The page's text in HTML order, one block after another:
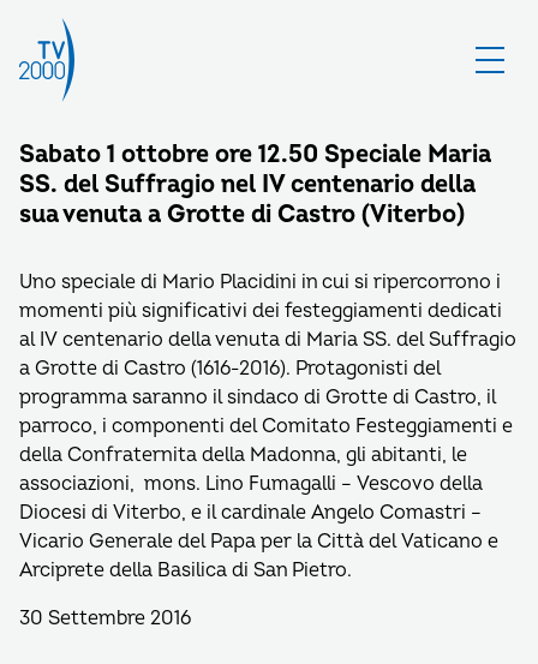
Sabato 1 ottobre ore 12.50 Speciale Maria
SS. del Suffragio nel IV centenario della
sua venuta a Grotte di Castro (Viterbo)
Uno speciale di Mario Placidini in cui si ripercorrono i
momenti più significativi dei festeggiamenti dedicati
al IV centenario della venuta di Maria SS. del Suffragio
a Grotte di Castro (1616-2016). Protagonisti del
programma saranno il sindaco di Grotte di Castro, il
parroco, i componenti del Comitato Festeggiamenti e
della Confraternita della Madonna, gli abitanti, le
associazioni, mons. Lino Fumagalli – Vescovo della
Diocesi di Viterbo, e il cardinale Angelo Comastri –
Vicario Generale del Papa per la Città del Vaticano e
Arciprete della Basilica di San Pietro.
30 Settembre 2016